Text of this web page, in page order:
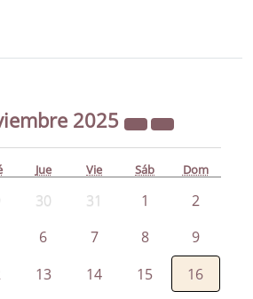
2025
Jue Vie Sáb Dom
30 31 1
2
6 7 8
9
13 14 15 16